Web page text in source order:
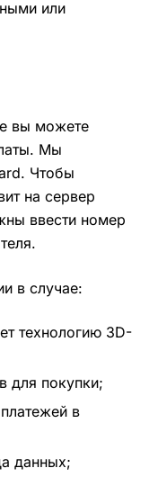
или
вы можете
Мы
Чтобы
на сервер
ввести номер
в случае:
технологию 3D-
для покупки;
в
данных;